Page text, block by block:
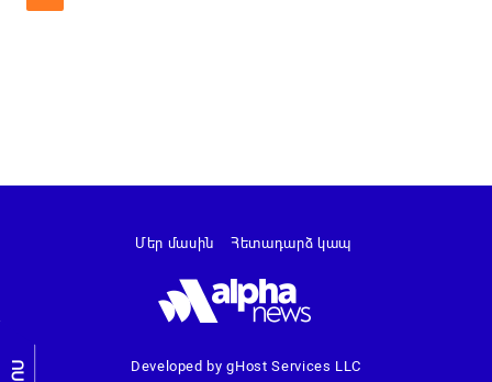
Developed by gHost Services LLC
Մեր մասին Հետադարձ կապ